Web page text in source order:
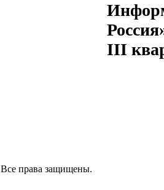
III
Все права защищены.